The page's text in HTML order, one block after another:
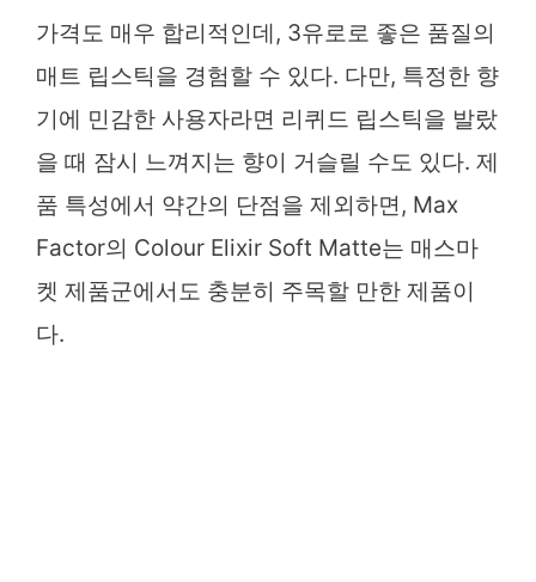
가격도 매우 합리적인데, 3유로로 좋은 품질의
매트 립스틱을 경험할 수 있다. 다만, 특정한 향
기에 민감한 사용자라면 리퀴드 립스틱을 발랐
을 때 잠시 느껴지는 향이 거슬릴 수도 있다. 제
품 특성에서 약간의 단점을 제외하면, Max
Factor의 Colour Elixir Soft Matte는 매스마
켓 제품군에서도 충분히 주목할 만한 제품이
다.